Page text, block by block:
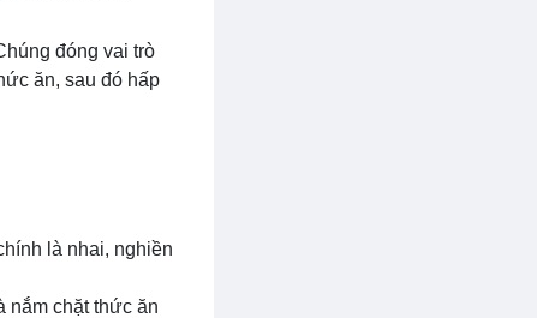
đóng vai trò
ăn, sau đó hấp
là nhai, nghiền
nắm chặt thức ăn